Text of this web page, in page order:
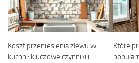
Koszt przeniesienia zlewu w
kuchni: kluczowe czynniki i
Które